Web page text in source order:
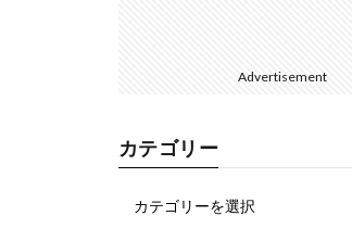
Advertisement
カテゴリー